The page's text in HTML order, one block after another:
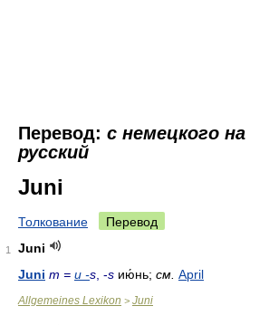
Перевод: с немецкого на
русский
Juni
Толкование Перевод
1
Juni
Juni m = и -s , -s ию́нь; см. April
Allgemeines Lexikon > Juni